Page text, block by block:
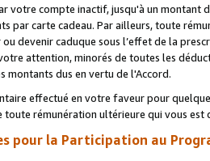
votre compte inactif, jusqu'à un montant
par carte cadeau. Par ailleurs, toute
devenir caduque sous l’effet de la
attention, minorés de toutes les
montants dus en vertu de l'Accord.
effectué en votre faveur pour
toute rémunération ultérieure qui vous est
pour la Participation au